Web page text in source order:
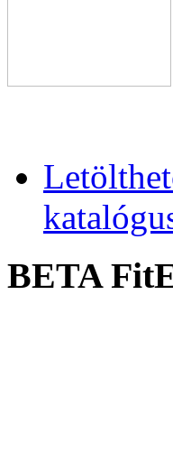
BETA